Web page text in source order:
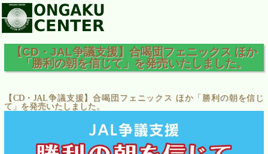
【CD・JAL争議支援】合喝団フェニックス ほか
「勝利の朝を信じて」を発売いたしました。
【CD・JAL争議支援】合喝団フェニックス ほか「勝利の朝を信じ
て」を発売いたしました。